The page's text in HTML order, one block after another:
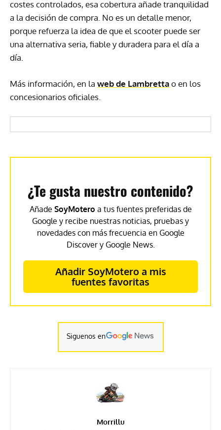
costes controlados, esa cobertura añade tranquilidad
a la decisión de compra. No es un detalle menor,
porque refuerza la idea de que el scooter puede ser
una alternativa seria, fiable y duradera para el día a
día.
Más información, en la web de Lambrettao en los
concesionarios oficiales.
¿Te gusta nuestro contenido?
Añade SoyMotero a tus fuentes preferidas de
Google y recibe nuestras noticias, pruebas y
novedades con más frecuencia en Google
Discover y Google News.
Añadir SoyMotero a mis
fuentes favoritas
Siguenos en
Morrillu